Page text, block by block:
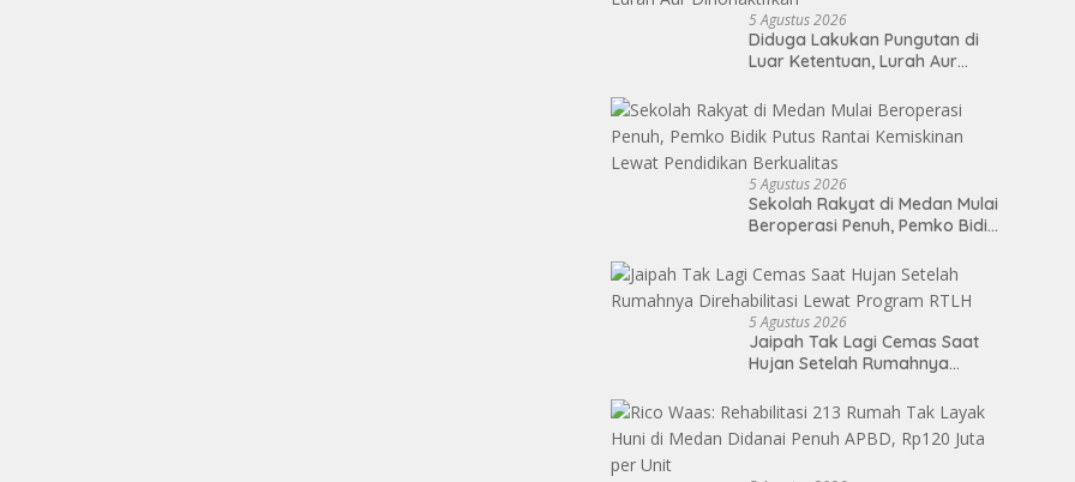
5 Agustus 2026
Diduga Lakukan Pungutan di
Luar Ketentuan, Lurah Aur
5 Agustus 2026
Sekolah Rakyat di Medan Mulai
Beroperasi Penuh, Pemko Bidik
Pendidikan Berkualitas
5 Agustus 2026
Jaipah Tak Lagi Cemas Saat
Hujan Setelah Rumahnya
RTLH